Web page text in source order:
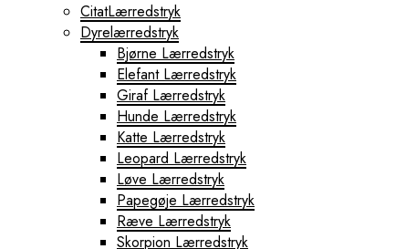
CitatLærredstryk
Dyrelærredstryk
Bjørne Lærredstryk
Elefant Lærredstryk
Giraf Lærredstryk
Hunde Lærredstryk
Katte Lærredstryk
Leopard Lærredstryk
Løve Lærredstryk
Papegøje Lærredstryk
Ræve Lærredstryk
Skorpion Lærredstryk